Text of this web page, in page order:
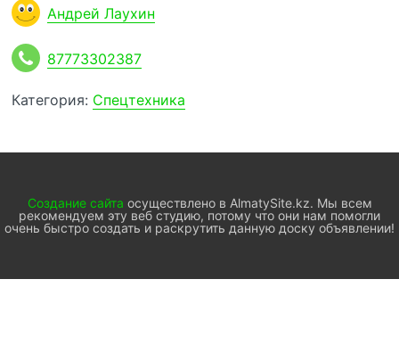
Андрей Лаухин
87773302387
Категория: Спецтехника
Создание сайта осуществлено в AlmatySite.kz. Мы всем
рекомендуем эту веб студию, потому что они нам помогли
очень быстро создать и раскрутить данную доску объявлении!